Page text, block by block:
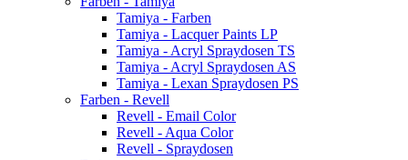
Tamiya - Farben
Tamiya - Lacquer Paints LP
Tamiya - Acryl Spraydosen TS
Tamiya - Acryl Spraydosen AS
Tamiya - Lexan Spraydosen PS
Farben - Revell
Revell - Email Color
Revell - Aqua Color
Revell - Spraydosen